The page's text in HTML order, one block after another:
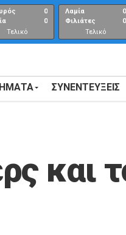
0
0
Τελικό
Λαμία
Φιλιάτες
0
0
Τελικό
Αποτέλεσμα
ΣΥΝΕΝΤΕΎΞΕΙΣ
και